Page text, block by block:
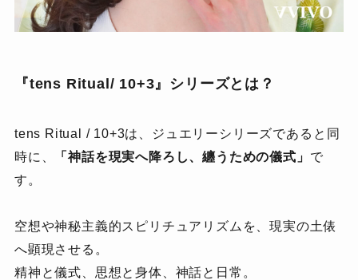
『tens Ritual/ 10+3』シリーズとは？
tens Ritual / 10+3は、ジュエリーシリーズであると同
時に、
「神話を現実へ降ろし、纏うための儀式」 で
す。
空想や神秘主義的スピリチュアリズムを、現実の土俵
へ顕現させる。
精神と儀式、思想と身体、神話と日常。